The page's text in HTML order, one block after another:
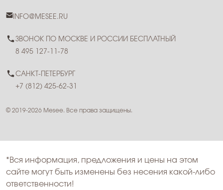
INFO@MESEE.RU
ЗВОНОК ПО МОСКВЕ И РОССИИ БЕСПЛАТНЫЙ
8 495 127-11-78
САНКТ-ПЕТЕРБУРГ
+7 (812) 425-62-31
© 2019-2026 Mesee. Все права защищены.
*Вся информация, предложения и цены на этом
сайте могут быть изменены без несения какой-либо
ответственности!